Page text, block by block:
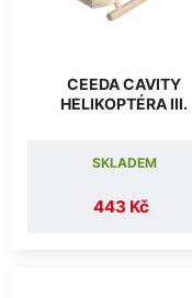
CEEDA CAVITY
HELIKOPTÉRA III.
443 Kč
SKLADEM